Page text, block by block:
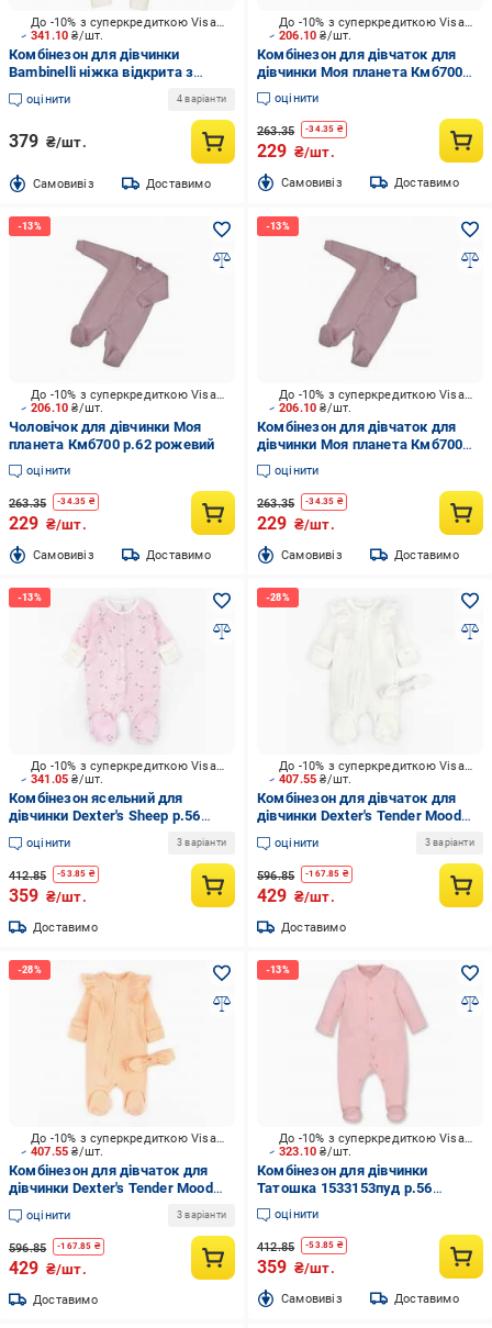
341.10₴/шт.
До -10% з суперкредиткою Visa Вигода
Комбінезон для дівчинки
Bambinelli ніжка відкрита з
принтом р.62 білий 0336
оцінити 4 варіанти
379 ₴/шт.
Cамовивіз Доставимо
206.10₴/шт.
До -10% з суперкредиткою Visa Вигода
Комбінезон для дівчаток для
дівчинки Моя планета Кмб700
р.68 рожевий
оцінити
263.35 -34.35 ₴
229 ₴/шт.
Cамовивіз Доставимо
206.10₴/шт.
До -10% з суперкредиткою Visa Вигода
Чоловічок для дівчинки Моя
планета Кмб700 р.62 рожевий
оцінити
263.35 -34.35 ₴
229 ₴/шт.
Cамовивіз Доставимо
206.10₴/шт.
До -10% з суперкредиткою Visa Вигода
Комбінезон для дівчаток для
дівчинки Моя планета Кмб700
р.74 рожевий
оцінити
263.35 -34.35 ₴
229 ₴/шт.
Cамовивіз Доставимо
341.05₴/шт.
До -10% з суперкредиткою Visa Вигода
Комбінезон ясельний для
дівчинки Dexter's Sheep р.56
рожевий 300920
оцінити 3 варіанти
412.85 -53.85 ₴
359 ₴/шт.
Доставимо
407.55₴/шт.
До -10% з суперкредиткою Visa Вигода
Комбінезон для дівчаток для
дівчинки Dexter's Tender Mood
р.62 молочний 100611
оцінити 3 варіанти
596.85 -167.85 ₴
429 ₴/шт.
Доставимо
407.55₴/шт.
До -10% з суперкредиткою Visa Вигода
Комбінезон для дівчаток для
дівчинки Dexter's Tender Mood
р.68 персиковий 100673
оцінити 3 варіанти
596.85 -167.85 ₴
429 ₴/шт.
Доставимо
323.10₴/шт.
До -10% з суперкредиткою Visa Вигода
Комбінезон для дівчинки
Татошка 1533153пуд р.56
пудровий
оцінити
412.85 -53.85 ₴
359 ₴/шт.
Cамовивіз Доставимо